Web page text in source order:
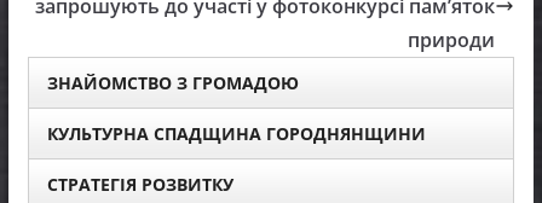
запрошують до участі у фотоконкурсі пам’яток
природи
ЗНАЙОМСТВО З ГРОМАДОЮ
КУЛЬТУРНА СПАДЩИНА ГОРОДНЯНЩИНИ
СТРАТЕГІЯ РОЗВИТКУ